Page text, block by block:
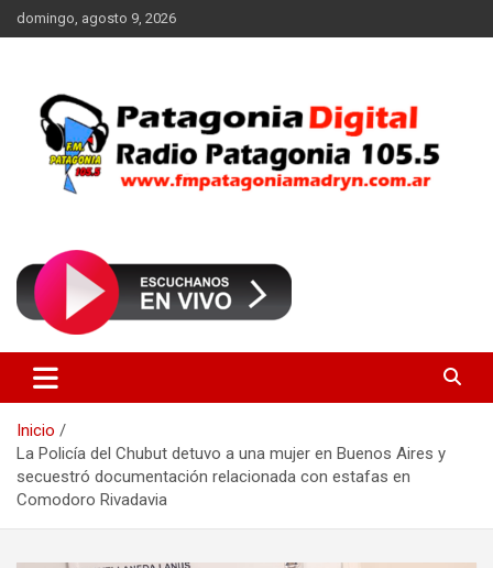
Saltar
al
domingo, agosto 9, 2026
FM Patagonia Madryn
Inicio
La Policía del Chubut detuvo a una mujer en Buenos Aires y
secuestró documentación relacionada con estafas en
Comodoro Rivadavia